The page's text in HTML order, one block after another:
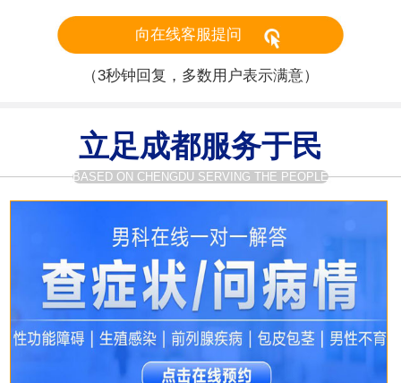
向在线客服提问
（3秒钟回复，多数用户表示满意）
立足成都服务于民
BASED ON CHENGDU SERVING THE PEOPLE